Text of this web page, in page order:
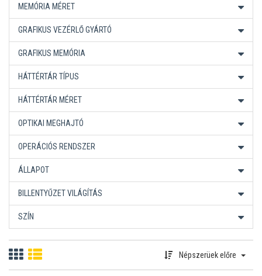
MEMÓRIA MÉRET
GRAFIKUS VEZÉRLŐ GYÁRTÓ
GRAFIKUS MEMÓRIA
HÁTTÉRTÁR TÍPUS
HÁTTÉRTÁR MÉRET
OPTIKAI MEGHAJTÓ
OPERÁCIÓS RENDSZER
ÁLLAPOT
BILLENTYŰZET VILÁGÍTÁS
SZÍN
Népszerüek előre